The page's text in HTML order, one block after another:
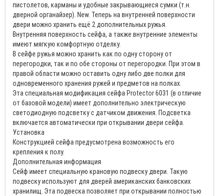
пистолетов, карманы и удобные закрывающиеся сумки (т.н.
дверной органайзер). New. Теперь на внутренней поверхности
двери можно хранить ещё 2 дополнительных ружья.
Внутренняя поверхность сейфа, а также внутренние элементы
имеют мягкую комфортную отделку.
В сейфе ружья можно хранить как по одну сторону от
перегородки, так и по обе стороны от перегородки. При этом в
правой области можно оставить одну либо две полки для
одновременного хранения ружей и предметов на полках.
Эта специальная модификация сейфа Protector 6031 (в отличие
от базовой модели) имеет дополнительно электрическую
светодиодную подсветку с датчиком движения. Подсветка
включается автоматически при открывании двери сейфа.
Установка
Конструкцией сейфа предусмотрена возможность его
крепления к полу.
Дополнительная информация
Сейф имеет специальную крановую подвеску двери. Такую
подвеску используют для дверей американских банковских
хранилищ. Эта подвеска позволяет при открывании полностью